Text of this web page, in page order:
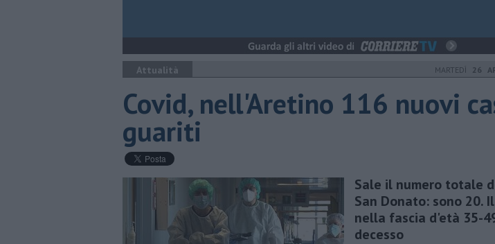
Attualità MARTEDÌ 26
Covid, nell'Aretino 116 nuovi
guariti
Sale il numero totale
San Donato: sono 20.
nella fascia d'età 35-
decesso